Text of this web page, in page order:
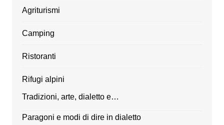
Agriturismi
Camping
Ristoranti
Rifugi alpini
Tradizioni, arte, dialetto e…
Paragoni e modi di dire in dialetto